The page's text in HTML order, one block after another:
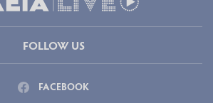
FOLLOW US
FACEBOOK